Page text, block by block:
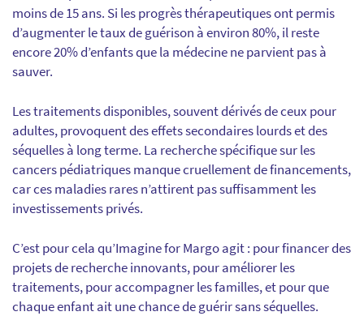
moins de 15 ans. Si les progrès thérapeutiques ont permis
d’augmenter le taux de guérison à environ 80%, il reste
encore 20% d’enfants que la médecine ne parvient pas à
sauver.
Les traitements disponibles, souvent dérivés de ceux pour
adultes, provoquent des effets secondaires lourds et des
séquelles à long terme. La recherche spécifique sur les
cancers pédiatriques manque cruellement de financements,
car ces maladies rares n’attirent pas suffisamment les
investissements privés.
C’est pour cela qu’Imagine for Margo agit : pour financer des
projets de recherche innovants, pour améliorer les
traitements, pour accompagner les familles, et pour que
chaque enfant ait une chance de guérir sans séquelles.